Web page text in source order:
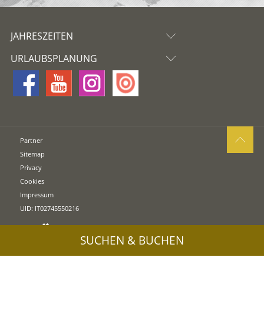
JAHRESZEITEN
URLAUBSPLANUNG
Partner
Sitemap
Privacy
Cookies
Impressum
UID: IT02745550216
Pressebereich & BildmaterialSUCHEN & BUCHEN